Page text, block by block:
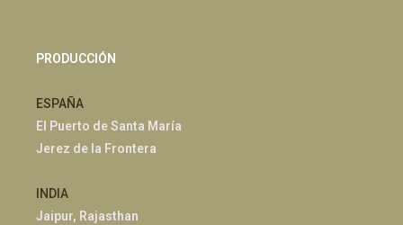
PRODUCCIÓN
ESPAÑA
El Puerto de Santa María
Jerez de la Frontera
INDIA
Jaipur, Rajasthan